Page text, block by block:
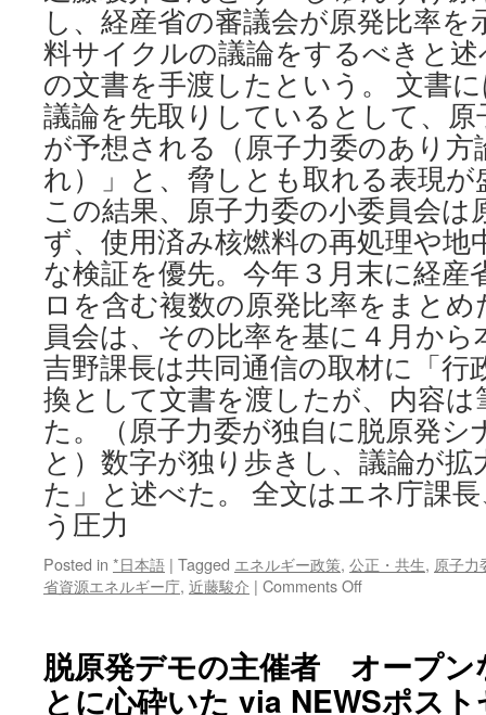
し、経産省の審議会が原発比率
料サイクルの議論をするべきと
の文書を手渡したという。 文書
議論を先取りしているとして、
が予想される（原子力委のあり
れ）」と、脅しとも取れる表現
この結果、原子力委の小委員会は
ず、使用済み核燃料の再処理や地
な検証を優先。今年３月末に経産
ロを含む複数の原発比率をまと
員会は、その比率を基に４月か
吉野課長は共同通信の取材に「行
換として文書を渡したが、内容
た。（原子力委が独自に脱原発シ
と）数字が独り歩きし、議論が
た」と述べた。 全文はエネ庁課
う圧力
Posted in *日本語 | Tagged エネルギー政策, 公正・共生, 原子力
省資源エネルギー庁, 近藤駿介 | Comments Offon
課
長、
脱原発デモの主催者 オープン
とに心砕いた via NEWSポス